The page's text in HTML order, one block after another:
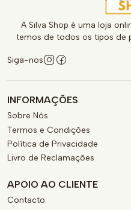
A Silva Shop é uma loja
temos de todos os tipos de
Siga-nos
INFORMAÇÕES
Sobre Nós
Termos e Condições
Política de Privacidade
Livro de Reclamações
APOIO AO CLIENTE
Contacto